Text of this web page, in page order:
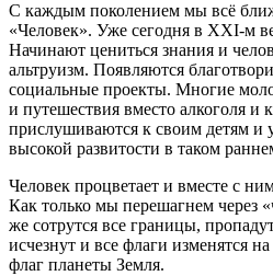
С каждым поколением мы всё
«Человек». Уже сегодня в XXI-м
Начинают цениться знания и
альтруизм. Появляются
социальные проекты. Многие
и путешествия вместо алкоголя и
прислушиваются к своим детям и
высокой развитости в таком
Человек процветает и вместе с
Как только мы перешагнем через
же сотрутся все границы,
исчезнут и все флаги изменятся
флаг планеты Земля.